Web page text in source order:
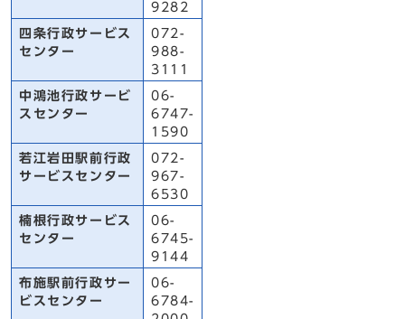
9282
四条行政サービス
センター
072-
988-
3111
中鴻池行政サービ
スセンター
06-
6747-
1590
若江岩田駅前行政
サービスセンター
072-
967-
6530
楠根行政サービス
センター
06-
6745-
9144
布施駅前行政サー
ビスセンター
06-
6784-